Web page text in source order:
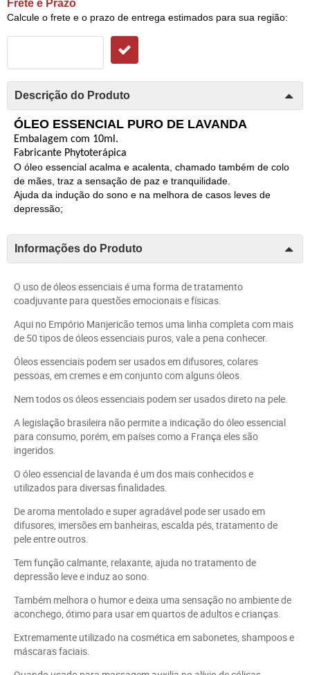
Frete e Prazo
Calcule o frete e o prazo de entrega estimados para sua região:
Descrição do Produto
ÓLEO ESSENCIAL PURO DE LAVANDA
Embalagem com 10ml .
Fabricante Phytoterápica
O óleo essencial acalma e acalenta, chamado também de colo
de mães, traz a sensação de paz e tranquilidade.
Ajuda da indução do sono e na melhora de casos leves de
depressão;
Informações do Produto
O uso de óleos essenciais é uma forma de tratamento
coadjuvante para questões emocionais e físicas.
Aqui no Empório Manjericão temos uma linha completa com mais
de 50 tipos de óleos essenciais puros, vale a pena conhecer.
Óleos essenciais podem ser usados em difusores, colares
pessoas, em cremes e em conjunto com alguns óleos.
Nem todos os óleos essenciais podem ser usados direto na pele.
A legislação brasileira não permite a indicação do óleo essencial
para consumo, porém, em países como a França eles são
ingeridos.
O óleo essencial de lavanda é um dos mais conhecidos e
utilizados para diversas finalidades.
De aroma mentolado e super agradável pode ser usado em
difusores, imersões em banheiras, escalda pés, tratamento de
pele entre outros.
Tem função calmante, relaxante, ajuda no tratamento de
depressão leve e induz ao sono.
Também melhora o humor e deixa uma sensação no ambiente de
aconchego, ótimo para usar em quartos de adultos e crianças.
Extremamente utilizado na cosmética em sabonetes, shampoos e
máscaras faciais.